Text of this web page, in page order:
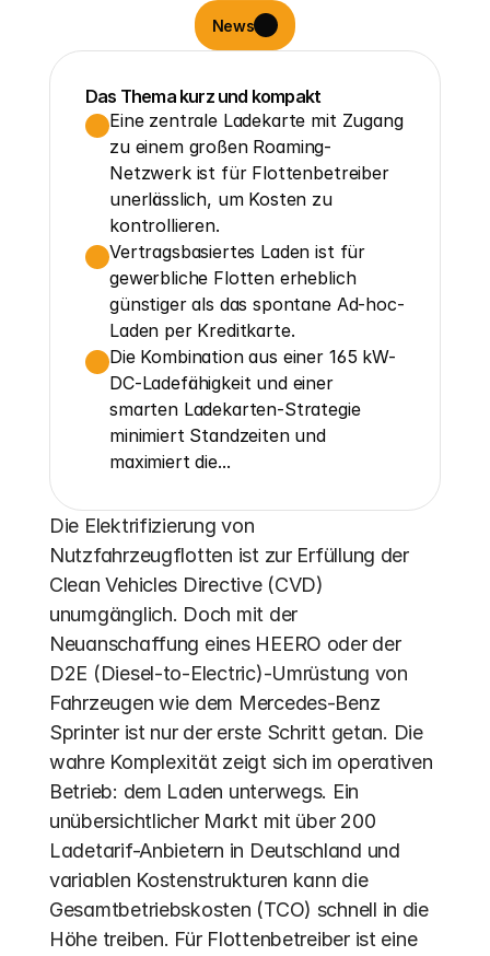
News
Das Thema kurz und kompakt
Eine zentrale Ladekarte mit Zugang
zu einem großen Roaming-
Netzwerk ist für Flottenbetreiber
unerlässlich, um Kosten zu
kontrollieren.
Vertragsbasiertes Laden ist für
gewerbliche Flotten erheblich
günstiger als das spontane Ad-hoc-
Laden per Kreditkarte.
Die Kombination aus einer 165 kW-
DC-Ladefähigkeit und einer
smarten Ladekarten-Strategie
minimiert Standzeiten und
maximiert die...
Die Elektrifizierung von
Nutzfahrzeugflotten ist zur Erfüllung der
Clean Vehicles Directive (CVD)
unumgänglich. Doch mit der
Neuanschaffung eines HEERO oder der
D2E (Diesel-to-Electric)-Umrüstung von
Fahrzeugen wie dem Mercedes-Benz
Sprinter ist nur der erste Schritt getan. Die
wahre Komplexität zeigt sich im operativen
Betrieb: dem Laden unterwegs. Ein
unübersichtlicher Markt mit über 200
Ladetarif-Anbietern in Deutschland und
variablen Kostenstrukturen kann die
Gesamtbetriebskosten (TCO) schnell in die
Höhe treiben. Für Flottenbetreiber ist eine